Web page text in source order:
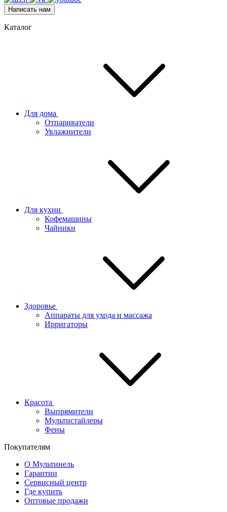
Написать нам
Каталог
Для дома
Отпариватели
Увлажнители
Для кухни
Кофемашины
Чайники
Здоровье
Аппараты для ухода и массажа
Ирригаторы
Красота
Выпрямители
Мультистайлеры
Фены
Покупателям
О Мультинель
Гарантии
Сервисный центр
Где купить
Оптовые продажи